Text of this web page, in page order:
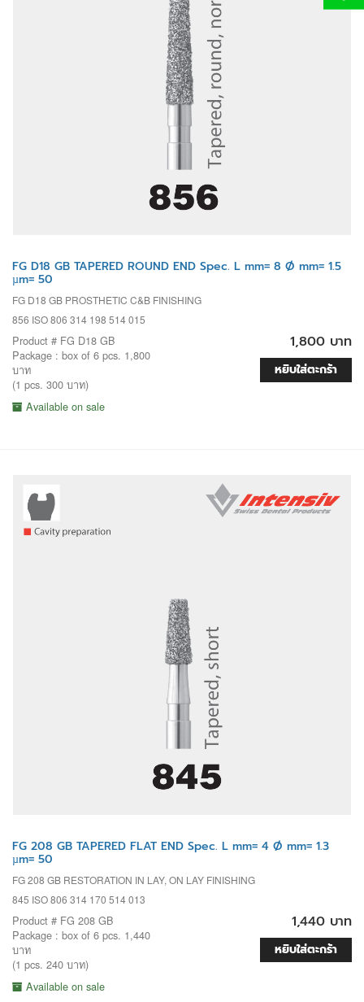
FG D18 GB TAPERED ROUND END Spec. L mm= 8 Ø mm= 1.5
µm= 50
FG D18 GB PROSTHETIC C&B FINISHING
856 ISO 806 314 198 514 015
Product # FG D18 GB
Package : box of 6 pcs. 1,800
บาท
(1 pcs. 300 บาท)
Available on sale
1,800 บาท
หยิบใส่ตะกร้า
FG 208 GB TAPERED FLAT END Spec. L mm= 4 Ø mm= 1.3
µm= 50
FG 208 GB RESTORATION IN LAY, ON LAY FINISHING
845 ISO 806 314 170 514 013
Product # FG 208 GB
Package : box of 6 pcs. 1,440
บาท
(1 pcs. 240 บาท)
Available on sale
1,440 บาท
หยิบใส่ตะกร้า